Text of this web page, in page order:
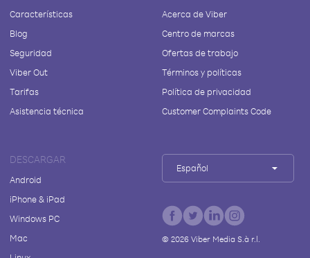
Características
Blog
Seguridad
Viber Out
Tarifas
Asistencia técnica
Acerca de Viber
Centro de marcas
Ofertas de trabajo
Términos y políticas
Política de privacidad
Customer Complaints Code
DESCARGAR
Android
iPhone & iPad
Windows PC
Mac
Español
© 2026Viber Media S.à r.l.